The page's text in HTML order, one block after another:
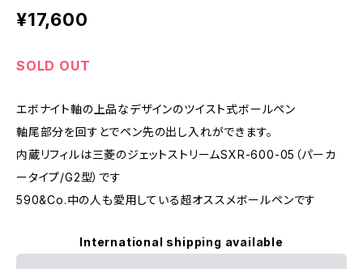
¥17,600
SOLD OUT
エボナイト軸の上品なデザインのツイスト式ボールペン
軸尾部分を回すとでペン先の出し入れができます。
内蔵リフィルは三菱のジェットストリームSXR-600-05（パーカ
ータイプ/G2型）です
590&Co.中の人も愛用している超オススメボールペンです
International shipping available